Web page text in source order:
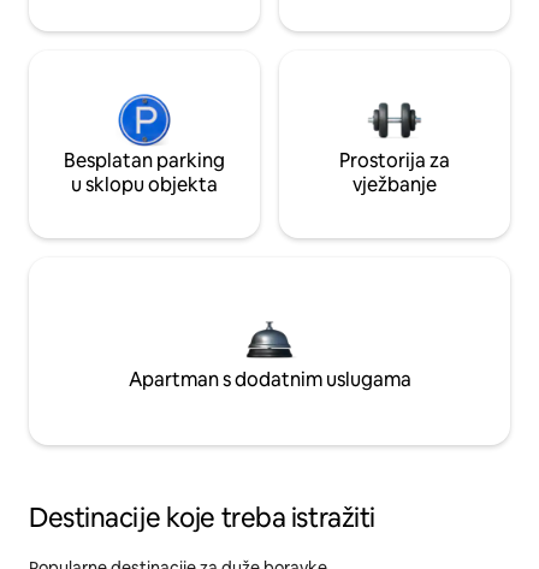
Besplatan parking
u sklopu objekta
Prostorija za
vježbanje
Apartman s dodatnim uslugama
Destinacije koje treba istražiti